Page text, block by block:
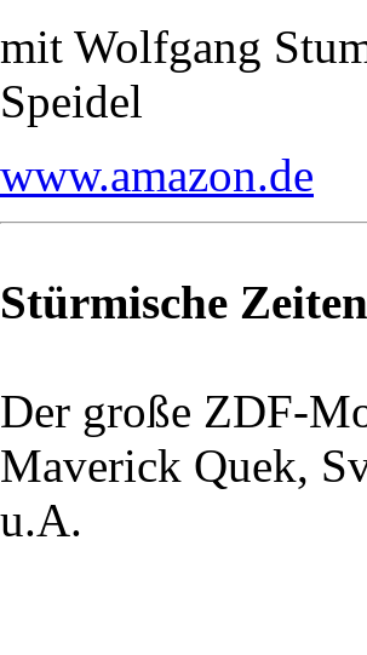
mit Wolfgang
Speidel
www.amazon.de
Stürmische Zeiten
Der große ZDF-
Maverick Quek,
u.A.